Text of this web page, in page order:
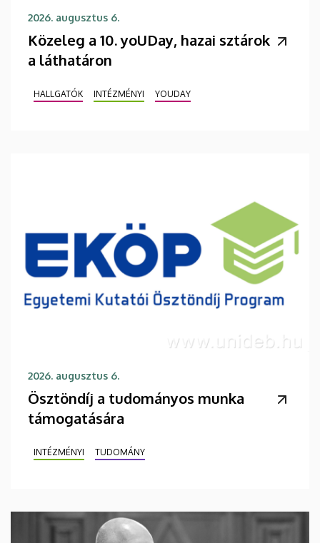
2026. augusztus 6.
Közeleg a 10. yoUDay, hazai sztárok
a láthatáron
HALLGATÓK INTÉZMÉNYI YOUDAY
2026. augusztus 6.
Ösztöndíj a tudományos munka
támogatására
INTÉZMÉNYI TUDOMÁNY